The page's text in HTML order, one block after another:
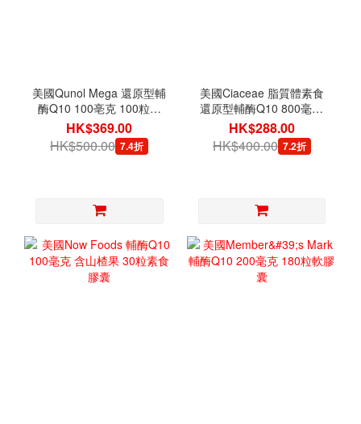
美國Qunol Mega 還原型輔
酶Q10 100亳克 100粒軟
膠囊
HK$369.00
HK$500.00 7.4折
美國Ciaceae 脂質體素食
還原型輔酶Q10 800毫克
60粒軟膠囊
HK$288.00
HK$400.00 7.2折